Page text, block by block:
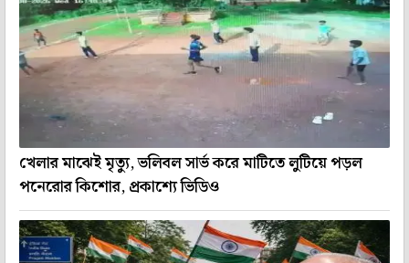
খেলার মাঝেই মৃত্যু, ভলিবল সার্ভ করে মাটিতে লুটিয়ে পড়ল
পনেরোর কিশোর, প্রকাশ্যে ভিডিও